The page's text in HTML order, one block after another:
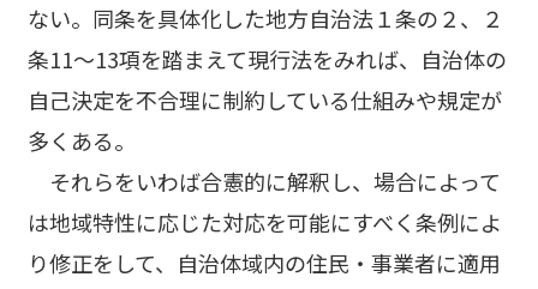
ない。同条を具体化した地方自治法１条の２、２
条11～13項を踏まえて現行法をみれば、自治体の
自己決定を不合理に制約している仕組みや規定が
多くある。
それらをいわば合憲的に解釈し、場合によって
は地域特性に応じた対応を可能にすべく条例によ
り修正をして、自治体域内の住民・事業者に適用